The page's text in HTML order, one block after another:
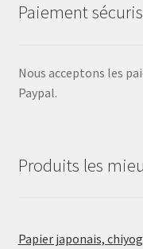
Paiement
Nous acceptons les
Paypal.
Produits les
Papier japonais,